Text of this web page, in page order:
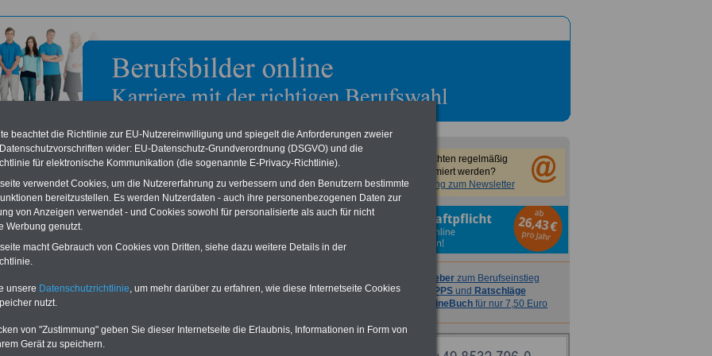
zum Ausbildungsberuf: Internationaler
,Verkehr
Logistikassistent
als internationale/r Logistikassistent/in logistische Prozesse z.B. im Einkauf,
die Lager-, Kommissionier- und Transportsysteme und betreiben die
Sie möchten regelmäßig
informiert werden?
Anmeldung zum Newsletter
Ratgeberzum Berufseinstieg
TIPPS und Ratschläge
OnlineBuch für nur 7,50 Euro
beachtet die Richtlinie zur EU-Nutzereinwilligung und spiegelt die Anforderungen zweier
wider: EU-Datenschutz-Grundverordnung (DSGVO) und die
für elektronische Kommunikation (die sogenannte E-Privacy-Richtlinie).
verwendet Cookies, um die Nutzererfahrung zu verbessern und den Benutzern bestimmte
bereitzustellen. Es werden Nutzerdaten - auch ihre personenbezogenen Daten zur
von Anzeigen verwendet - und Cookies sowohl für personalisierte als auch für nicht
Werbung genutzt.
macht Gebrauch von Cookies von Dritten, siehe dazu weitere Details in der
unsere Datenschutzrichtlinie, um mehr darüber zu erfahren, wie diese Internetseite Cookies
nutzt.
von "Zustimmung" geben Sie dieser Internetseite die Erlaubnis, Informationen in Form von
Gerät zu speichern.